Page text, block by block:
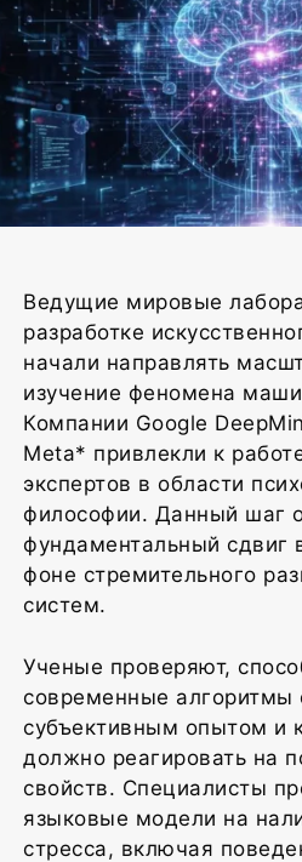
Ведущие мировые
разработке
начали направлять
изучение феномена
Компании Google
Meta* привлекли к
экспертов в области
философии. Данный шаг
фундаментальный сдвиг
фоне стремительного
систем.
Ученые проверяют,
современные алгоритмы
субъективным опытом и
должно реагировать на
свойств. Специалисты
языковые модели на
стресса, включая